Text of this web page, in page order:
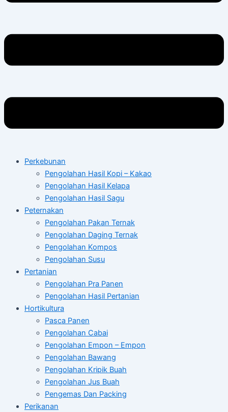
Perkebunan
Pengolahan Hasil Kopi – Kakao
Pengolahan Hasil Kelapa
Pengolahan Hasil Sagu
Peternakan
Pengolahan Pakan Ternak
Pengolahan Daging Ternak
Pengolahan Kompos
Pengolahan Susu
Pertanian
Pengolahan Pra Panen
Pengolahan Hasil Pertanian
Hortikultura
Pasca Panen
Pengolahan Cabai
Pengolahan Empon – Empon
Pengolahan Bawang
Pengolahan Kripik Buah
Pengolahan Jus Buah
Pengemas Dan Packing
Perikanan